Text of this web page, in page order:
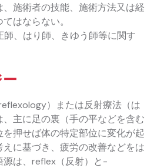
施術者の技能、施術方法又は経
はならない。
、はり師、きゆう師等に関す
）または反射療法（は
主に足の裏（手の平などを含む
押せば体の特定部位に変化が起
に基づき、疲労の改善などをは
源は、reflex（反射）と-